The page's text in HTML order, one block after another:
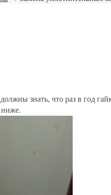
знать, что раз в год
ниже.